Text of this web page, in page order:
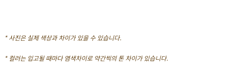
* 사진은 실제 색상과 차이가 있을 수 있습니다.
* 컬러는 입고될 때마다 염색차이로 약간씩의 톤 차이가 있습니다.